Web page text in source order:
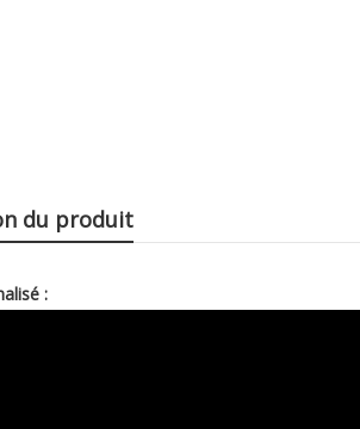
du produit
: